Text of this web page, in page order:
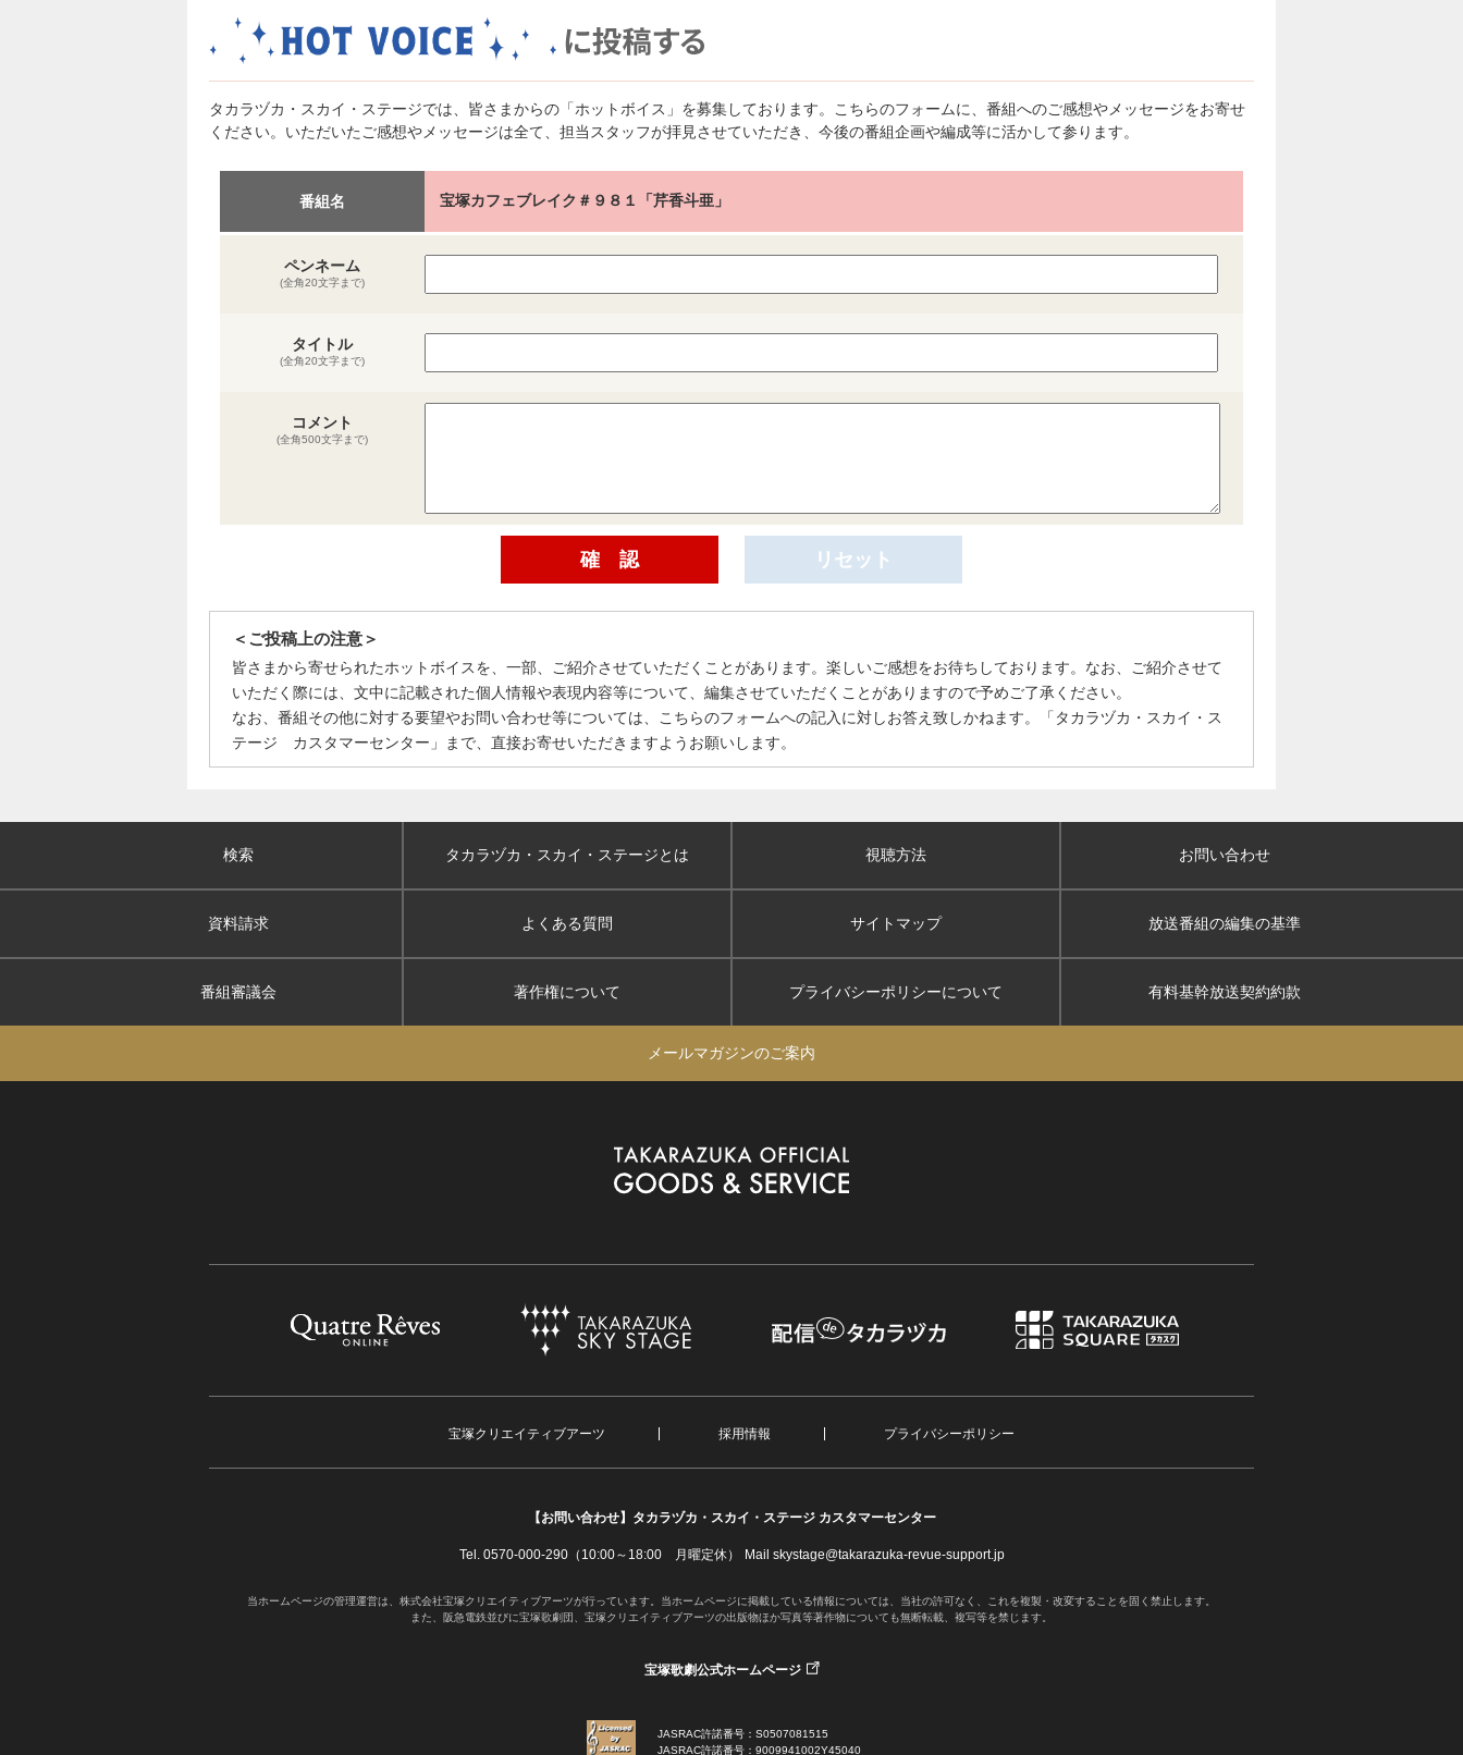
タカラヅカ・スカイ・ステージでは、皆さまからの「ホットボイス」を募集しております。こちらのフォームに、番組へのご感想やメッセージをお寄せ
ください。いただいたご感想やメッセージは全て、担当スタッフが拝見させていただき、今後の番組企画や編成等に活かして参ります。
番組名 宝塚カフェブレイク＃９８１「芹香斗亜」
ペンネーム
(全角20文字まで)
タイトル
(全角20文字まで)
コメント
(全角500文字まで)
＜ご投稿上の注意＞
皆さまから寄せられたホットボイスを、一部、ご紹介させていただくことがあります。楽しいご感想をお待ちしております。なお、ご紹介させて
いただく際には、文中に記載された個人情報や表現内容等について、編集させていただくことがありますので予めご了承ください。
なお、番組その他に対する要望やお問い合わせ等については、こちらのフォームへの記入に対しお答え致しかねます。「タカラヅカ・スカイ・ス
テージ カスタマーセンター」まで、直接お寄せいただきますようお願いします。
検索 タカラヅカ・スカイ ・ステージとは 視聴方法 お問い合わせ
資料請求 よくある質問 サイトマップ 放送番組の編集の基準
番組審議会 著作権について プライバシーポリシーについて 有料基幹放送契約約款
メールマガジンのご案内
宝塚クリエイティブアーツ 採用情報 プライバシーポリシー
【お問い合わせ】 タカラヅカ・スカイ・ステージ カスタマーセンター
Tel. 0570-000-290（10:00～18:00 月曜定休） Mail skystage@takarazuka-revue-support.jp
当ホームページの管理運営は、株式会社宝塚クリエイティブアーツが行っています。当ホームページに掲載している情報については、当社の許可なく、これを複製・改変することを固く禁止します。
また、阪急電鉄並びに宝塚歌劇団、宝塚クリエイティブアーツの出版物ほか写真等著作物についても無断転載、複写等を禁じます。
宝塚歌劇公式ホームページ
JASRAC許諾番号：S0507081515
JASRAC許諾番号：9009941002Y45040